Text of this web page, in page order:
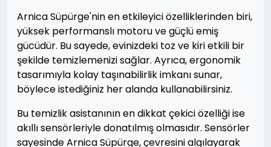
Arnica Süpürge'nin en etkileyici özelliklerinden biri,
yüksek performanslı motoru ve güçlü emiş
gücüdür. Bu sayede, evinizdeki toz ve kiri etkili bir
şekilde temizlemenizi sağlar. Ayrıca, ergonomik
tasarımıyla kolay taşınabilirlik imkanı sunar,
böylece istediğiniz her alanda kullanabilirsiniz.
Bu temizlik asistanının en dikkat çekici özelliği ise
akıllı sensörleriyle donatılmış olmasıdır. Sensörler
sayesinde Arnica Süpürge, çevresini algılayarak